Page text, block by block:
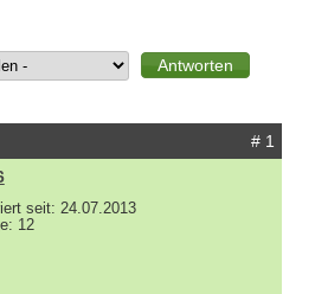
# 1
seit: 24.07.2013
12